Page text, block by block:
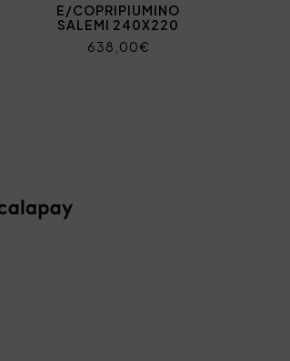
E/COPRIPIUMINO
SALEMI 240X220
638,00€